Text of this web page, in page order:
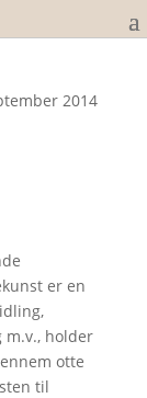
2014
er en
holder
otte
til